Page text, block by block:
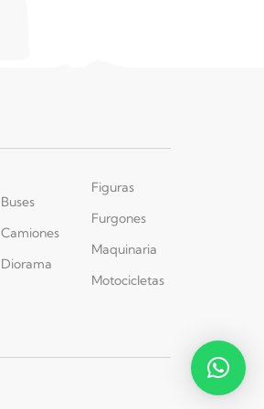
Buses
Camiones
Diorama
Figuras
Furgones
Maquinaria
Motocicletas